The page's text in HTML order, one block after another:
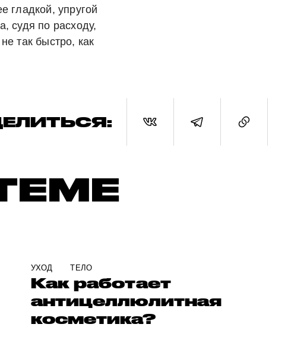
гладкой, упругой
судя по расходу,
так быстро, как
УХОД ТЕЛО
Как работает
антицеллюлитная
косметика?